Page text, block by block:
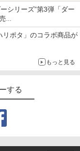
シリーズ”第3弾「ダー
超大型チーズバーガー
リポタ」のコラボ商品が
もっと見る
する